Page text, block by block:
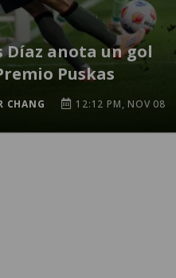
Díaz anota un gol
Puskas
CHANG 12:12 PM, NOV 08